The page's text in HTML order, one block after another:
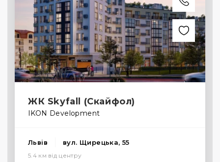
ЖК Skyfall (Скайфол)
IKON Development
Львів вул. Щирецька, 55
5.4 км від центру